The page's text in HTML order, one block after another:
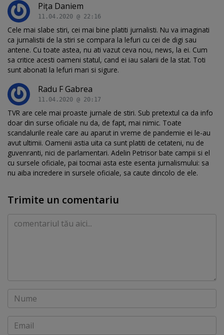
Pița Daniem
11.04.2020 @ 22:16
Cele mai slabe stiri, cei mai bine platiti jurnalisti. Nu va imaginati
ca jurnalistii de la stiri se compara la lefuri cu cei de digi sau
antene. Cu toate astea, nu ati vazut ceva nou, news, la ei. Cum
sa critice acesti oameni statul, cand ei iau salarii de la stat. Toti
sunt abonati la lefuri mari si sigure.
Radu F Gabrea
11.04.2020 @ 20:17
TVR are cele mai proaste jurnale de stiri. Sub pretextul ca da info
doar din surse oficiale nu da, de fapt, mai nimic. Toate
scandalurile reale care au aparut in vreme de pandemie ei le-au
avut ultimii. Oamenii astia uita ca sunt platiti de cetateni, nu de
guvenranti, nici de parlamentari. Adelin Petrisor bate campii si el
cu sursele oficiale, pai tocmai asta este esenta jurnalismului: sa
nu aiba incredere in sursele oficiale, sa caute dincolo de ele.
Trimite un comentariu
Comentariu
Nume
Email